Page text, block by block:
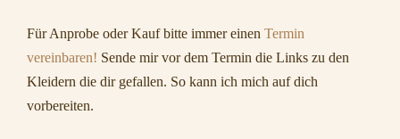
Für Anprobe oder Kauf bitte immer einen Termin
vereinbaren! Sende mir vor dem Termin die Links zu den
Kleidern die dir gefallen. So kann ich mich auf dich
vorbereiten.